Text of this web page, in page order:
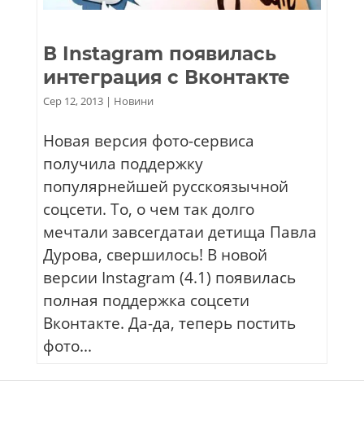
В Instagram появилась
интеграция с Вконтакте
Сер 12, 2013| Новини
Новая версия фото-сервиса
получила поддержку
популярнейшей русскоязычной
соцсети. То, о чем так долго
мечтали завсегдатаи детища Павла
Дурова, свершилось! В новой
версии Instagram (4.1) появилась
полная поддержка соцсети
Вконтакте. Да-да, теперь постить
фото...